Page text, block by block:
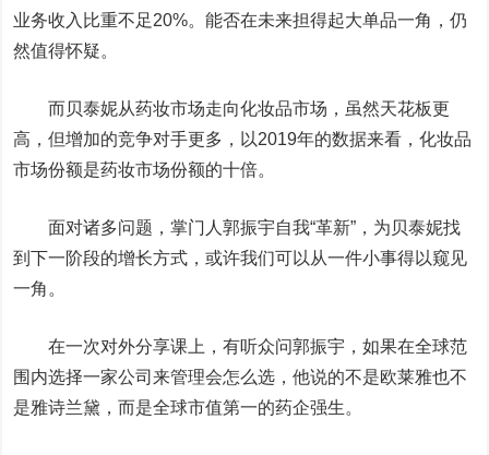
业务收入比重不足20%。能否在未来担得起大单品一角，仍
然值得怀疑。
而贝泰妮从药妆市场走向化妆品市场，虽然天花板更
高，但增加的竞争对手更多，以2019年的数据来看，化妆品
市场份额是药妆市场份额的十倍。
面对诸多问题，掌门人郭振宇自我“革新”，为贝泰妮找
到下一阶段的增长方式，或许我们可以从一件小事得以窥见
一角。
在一次对外分享课上，有听众问郭振宇，如果在全球范
围内选择一家公司来管理会怎么选，他说的不是欧莱雅也不
是雅诗兰黛，而是全球市值第一的药企强生。